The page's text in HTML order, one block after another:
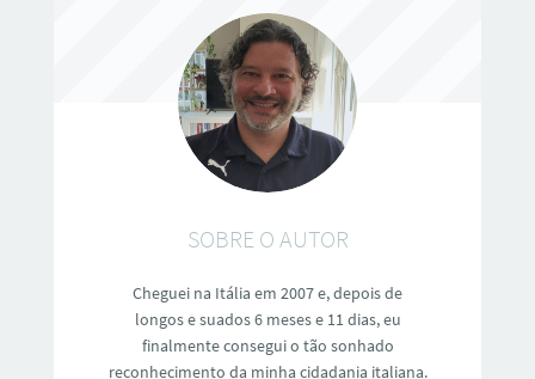
SOBRE O AUTOR
Cheguei na Itália em 2007 e, depois de
longos e suados 6 meses e 11 dias, eu
finalmente consegui o tão sonhado
reconhecimento da minha cidadania italiana.